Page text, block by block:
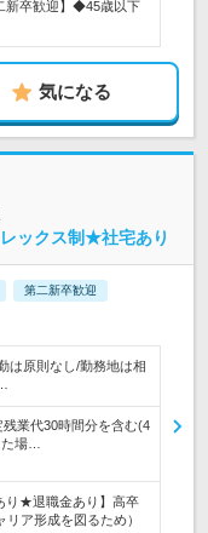
新卒歓迎】◆45歳以下
気になる
ックス制★社宅あり
第二新卒歓迎
は原則なし/勤務地は相
業代30時間分を含む(4
場…
り★退職金あり】高卒
ア形成を図るため）